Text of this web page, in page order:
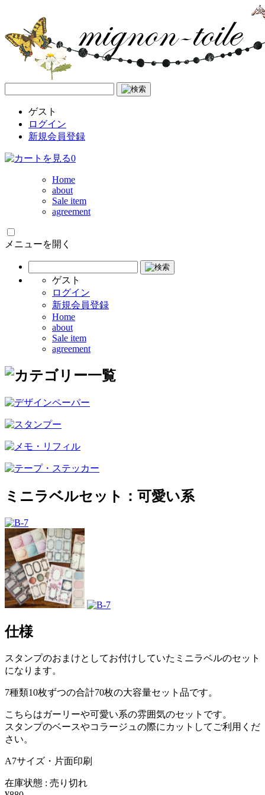
ゲスト
ログイン
新規会員登録
0
Home
about
Sale item
agreement
メニューを開く
ゲスト
ログイン
新規会員登録
Home
about
Sale item
agreement
ミニラベルセット：可愛い系
仕様
スタンプのおまけとしてお付けしていたミニラベルのセット
になります。
7種類10枚ずつの合計70枚の大容量セット品です。
こちらはガーリーや可愛い系の雰囲気のセットです。
スタンプのベースやコラージュの際にカットしてご利用くだ
さい。
A7サイズ・片面印刷
在庫状態 : 売り切れ